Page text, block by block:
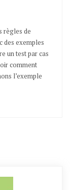
règles de
des exemples
un test par cas
comment
l’exemple